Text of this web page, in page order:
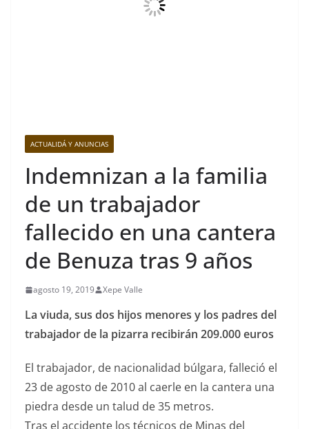
ACTUALIDÁ Y ANUNCIAS
Indemnizan a la familia
de un trabajador
fallecido en una cantera
de Benuza tras 9 años
agosto 19, 2019 Xepe Valle
La viuda, sus dos hijos menores y los padres del
trabajador de la pizarra recibirán 209.000 euros
El trabajador, de nacionalidad búlgara, falleció el
23 de agosto de 2010 al caerle en la cantera una
piedra desde un talud de 35 metros.
Tras el accidente los técnicos de Minas del